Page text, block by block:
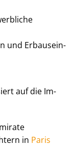
und Er­baus­ein­
auf die Im­
in Paris